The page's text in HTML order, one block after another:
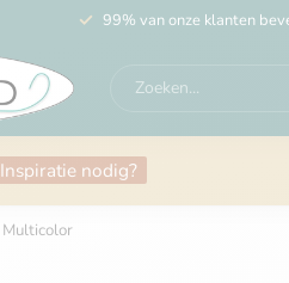
99% van onze klanten
Inspiratie nodig?
Multicolor